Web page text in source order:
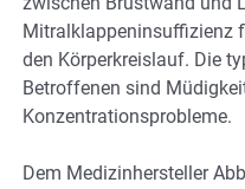
Mitralklappeninsuffizienz
den Körperkreislauf. Die
Betroffenen sind
Konzentrationsprobleme.
Dem Medizinhersteller